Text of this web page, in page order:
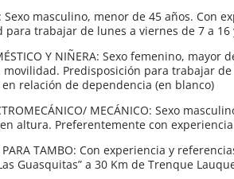
Sexo masculino, menor de 45 años.
trabajar de lunes a viernes de 7 a 16
Y NIÑERA: Sexo femenino,
movilidad. Predisposición para trabajar
relación de dependencia (en blanco)
MECÁNICO: Sexo
altura. Preferentemente con
PARA TAMBO: Con experiencia y
Guasquitas” a 30 Km de Trenque